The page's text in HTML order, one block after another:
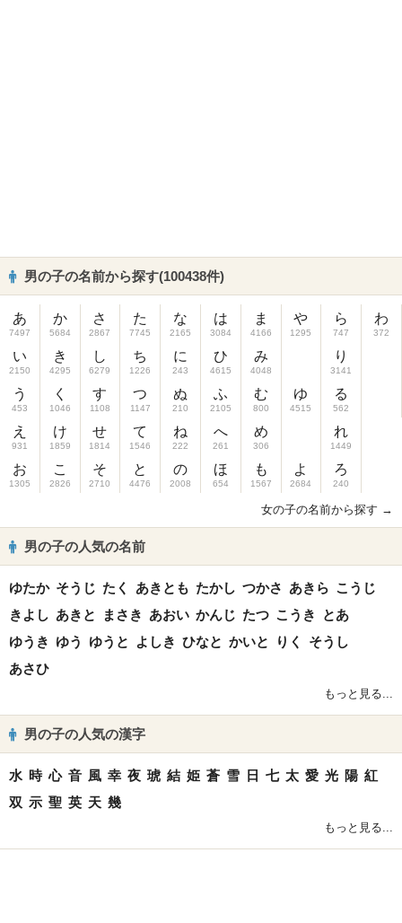
男の子の名前から探す(100438件)
あ
7497
い
2150
う
453
え
931
お
1305
か
5684
き
4295
く
1046
け
1859
こ
2826
さ
2867
し
6279
す
1108
せ
1814
そ
2710
た
7745
ち
1226
つ
1147
て
1546
と
4476
な
2165
に
243
ぬ
210
ね
222
の
2008
は
3084
ひ
4615
ふ
2105
へ
261
ほ
654
ま
4166
み
4048
む
800
め
306
も
1567
や
1295
ゆ
4515
よ
2684
ら
747
り
3141
る
562
れ
1449
ろ
240
わ
372
女の子の名前から探す →
男の子の人気の名前
ゆたか そうじ たく あきとも たかし つかさ あきら こうじ
きよし あきと まさき あおい かんじ たつ こうき
とあ
ゆうき ゆう ゆうと よしき ひなと かいと りく
そうし
あさひ
もっと見る...
男の子の人気の漢字
水 時 心 音 風 幸 夜 琥 結 姫 蒼 雪 日 七 太 愛 光 陽 紅
双 示 聖 英 天 幾
もっと見る...